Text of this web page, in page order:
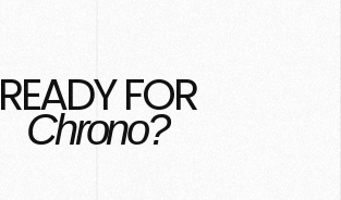
READY FOR
Chrono?